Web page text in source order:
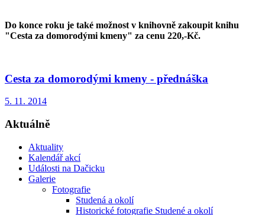
Do konce roku je také možnost v knihovně zakoupit knihu
"Cesta za domorodými kmeny" za cenu 220,-Kč.
Cesta za domorodými kmeny - přednáška
5. 11. 2014
Aktuálně
Aktuality
Kalendář akcí
Události na Dačicku
Galerie
Fotografie
Studená a okolí
Historické fotografie Studené a okolí